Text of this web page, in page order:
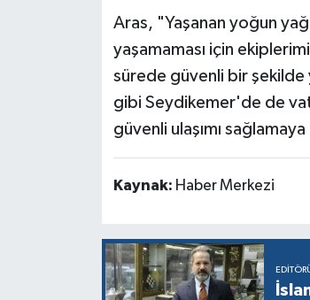
Aras, "Yaşanan yoğun
yaşamaması için
sürede güvenli bir şekilde
gibi Seydikemer'de de
güvenli ulaşımı
Kaynak: Haber Merkezi